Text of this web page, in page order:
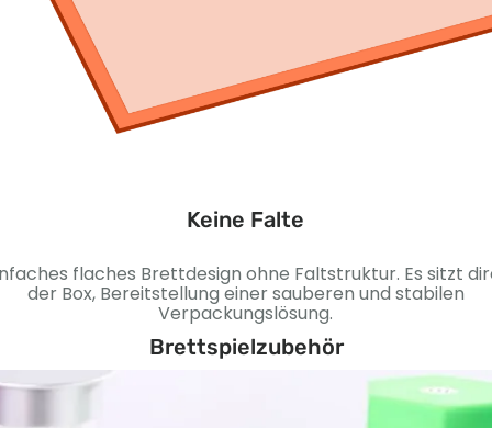
Keine Falte
flaches Brettdesign ohne Faltstruktur. Es sitzt
der Box, Bereitstellung einer sauberen und stabilen
Verpackungslösung.
Brettspielzubehör